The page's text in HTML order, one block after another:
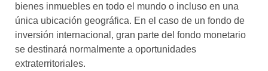
bienes inmuebles en todo el mundo o incluso en una
única ubicación geográfica. En el caso de un fondo de
inversión internacional, gran parte del fondo monetario
se destinará normalmente a oportunidades
extraterritoriales.